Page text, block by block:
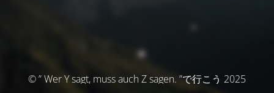
© ” Wer Y sagt, muss auch Z sagen. ”で行こう 2025